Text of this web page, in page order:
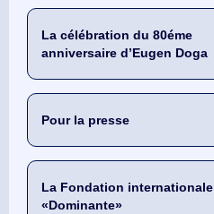
La célébration du 80éme
anniversaire d’Eugen Doga
Pour la presse
La Fondation internationale
«Dominante»